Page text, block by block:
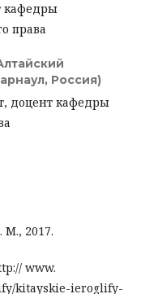
кафедры
права
Россия)
доцент кафедры
2017.
www.
kitayskie-ieroglify-